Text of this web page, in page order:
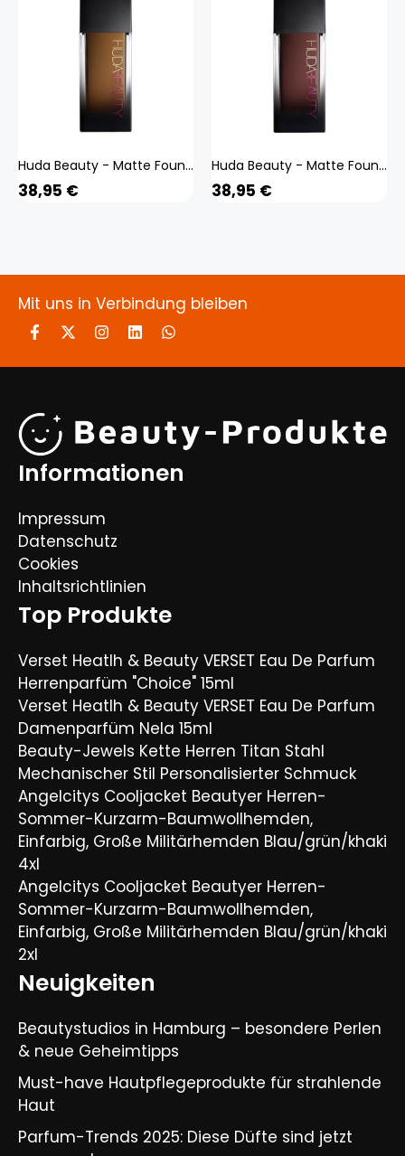
Huda Beauty - Matte Foundation - #fauxfilter - fauxfilter Luminous Matte 510r Cocoa
38,95 €
Huda Beauty - Matte Foundation - #fauxfilter - fauxfilter Luminous Matte 560r Ganache
38,95 €
Mit uns in Verbindung bleiben
Informationen
Impressum
Datenschutz
Cookies
Inhaltsrichtlinien
Top Produkte
Verset Heatlh & Beauty VERSET Eau De Parfum
Herrenparfüm "Choice" 15ml
Verset Heatlh & Beauty VERSET Eau De Parfum
Damenparfüm Nela 15ml
Beauty-Jewels Kette Herren Titan Stahl
Mechanischer Stil Personalisierter Schmuck
Angelcitys Cooljacket Beautyer Herren-
Sommer-Kurzarm-Baumwollhemden,
Einfarbig, Große Militärhemden Blau/grün/khaki
4xl
Angelcitys Cooljacket Beautyer Herren-
Sommer-Kurzarm-Baumwollhemden,
Einfarbig, Große Militärhemden Blau/grün/khaki
2xl
Neuigkeiten
Beautystudios in Hamburg – besondere Perlen
& neue Geheimtipps
Must-have Hautpflegeprodukte für strahlende
Haut
Parfum-Trends 2025: Diese Düfte sind jetzt